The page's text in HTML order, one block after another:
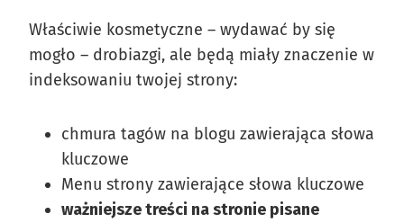
Właściwie kosmetyczne – wydawać by się
mogło – drobiazgi, ale będą miały znaczenie w
indeksowaniu twojej strony:
chmura tagów na blogu zawierająca słowa
kluczowe
Menu strony zawierające słowa kluczowe
ważniejsze treści na stronie pisane